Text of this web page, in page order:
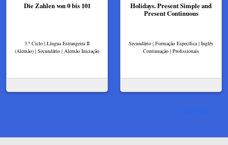
Die Zahlen von 0 bis 101
3.º Ciclo | Língua Estrangeira II
(Alemão) | Secundário | Alemão Iniciação
Holidays. Present Simple and
Present Continuous
Secundário | Formação Específica | Inglês
Continuação | Profissionais
Ver mais